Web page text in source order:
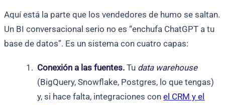
Aquí está la parte que los vendedores de humo se saltan.
Un BI conversacional serio no es “enchufa ChatGPT a tu
base de datos”. Es un sistema con cuatro capas:
Conexión a las fuentes. Tu data warehouse
(BigQuery, Snowflake, Postgres, lo que tengas)
y, si hace falta, integraciones conel CRM y el